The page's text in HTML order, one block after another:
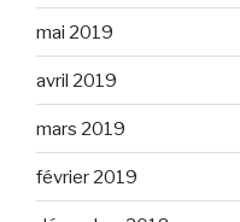
mai 2019
avril 2019
mars 2019
février 2019